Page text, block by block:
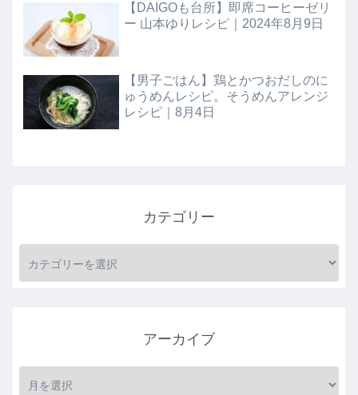
【DAIGOも台所】即席コーヒーゼリ
ー 山本ゆりレシピ｜2024年8月9日
【男子ごはん】鶏とかつおだしのに
ゅうめんレシピ。そうめんアレンジ
レシピ｜8月4日
カテゴリー
アーカイブ